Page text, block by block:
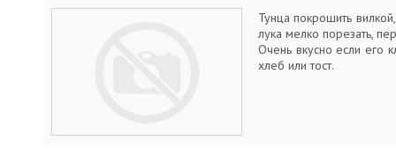
Тунца покрошить
лука мелко порезать,
Очень вкусно если его
хлеб или тост.